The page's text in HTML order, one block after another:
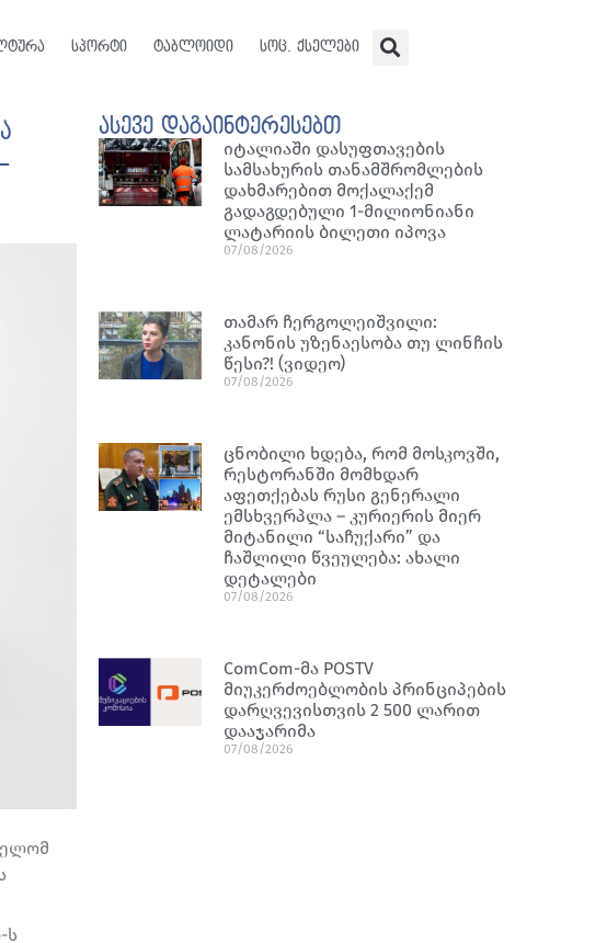
სპორტი ტაბლოიდი სოც. ქსელები
ს
ასევე დაგაინტერესებთ
იტალიაში დასუფთავების
სამსახურის თანამშრომლების
დახმარებით მოქალაქემ
გადაგდებული 1-მილიონიანი
ლატარიის ბილეთი იპოვა
07/08/2026
თამარ ჩერგოლეიშვილი:
კანონის უზენაესობა თუ ლინჩის
წესი?! (ვიდეო)
07/08/2026
ცნობილი ხდება, რომ მოსკოვში,
რესტორანში მომხდარ
აფეთქებას რუსი გენერალი
ემსხვერპლა – კურიერის მიერ
მიტანილი “საჩუქარი” და
ჩაშლილი წვეულება: ახალი
დეტალები
07/08/2026
ComCom-მა POSTV
მიუკერძოებლობის პრინციპების
დარღვევისთვის 2 500 ლარით
დააჯარიმა
07/08/2026